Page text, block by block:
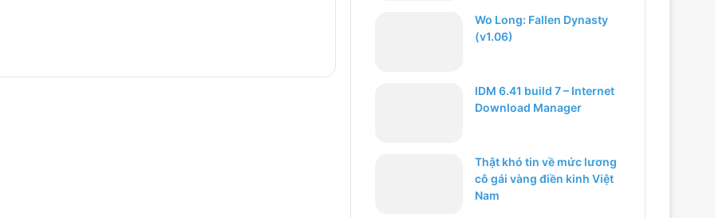
Wo Long: Fallen Dynasty
(v1.06)
IDM 6.41 build 7 – Internet
Download Manager
Thật khó tin về mức lương
cô gái vàng điền kinh Việt
Nam